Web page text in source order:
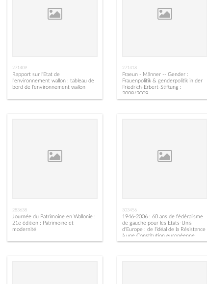
271409
Rapport sur l'Etat de
l'environnement wallon : tableau de
bord de l'environnement wallon
271418
Fraeun - Männer -- Gender :
Frauenpolitik & genderpolitik in der
Friedrich-Erbert-Stiftung :
2008/2009
283638
Journée du Patrimoine en Wallonie :
21e édition : Patrimoine et
modernité
303456
1946-2006 : 60 ans de fédéralisme
de gauche pour les Etats-Unis
d'Europe : de l'idéal de la Résistance
à une Constitution européenne